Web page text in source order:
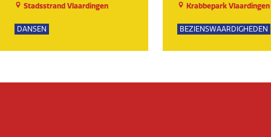
Stadsstrand Vlaardingen
DANSEN
Krabbepark Vlaardingen
BEZIENSWAARDIGHEDEN